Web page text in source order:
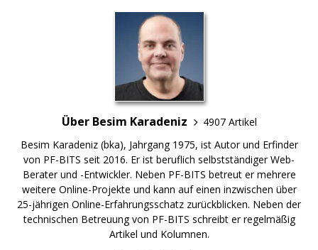
Über Besim Karadeniz
4907 Artikel
Besim Karadeniz (bka), Jahrgang 1975, ist Autor und Erfinder
von PF-BITS seit 2016. Er ist beruflich selbstständiger Web-
Berater und -Entwickler. Neben PF-BITS betreut er mehrere
weitere Online-Projekte und kann auf einen inzwischen über
25-jährigen Online-Erfahrungsschatz zurückblicken. Neben der
technischen Betreuung von PF-BITS schreibt er regelmäßig
Artikel und Kolumnen.